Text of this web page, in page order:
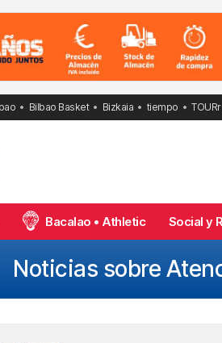
Bilbao Basket Bizkaia tiempo
Bacalao • Athletic Social y
Noticias sobre